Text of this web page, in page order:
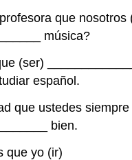
que nosotros
música?
(ser)
español.
que ustedes siempre
bien.
que yo (ir)